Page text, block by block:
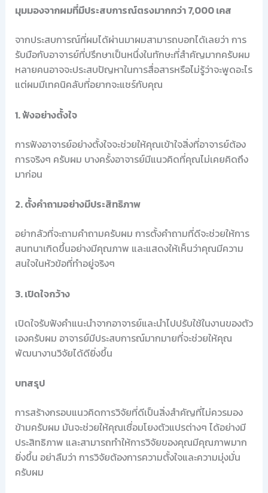
มุมมองจากผมที่มีประสบการณ์ตรงมากกว่า 7,000 เคส
จากประสบการณ์ที่ผมได้ผ่านมาผมสามารถบอกได้เลยว่า การ
รับมือกับอาจารย์ที่ปรึกษาเป็นหนึ่งในทักษะที่สำคัญมากครับผม
หลายคนอาจจะประสบปัญหาในการสื่อสารหรือไม่รู้ว่าจะพูดอะไร
แต่ผมมีเทคนิคลับที่อยากจะแชร์กับคุณ
1. ฟังอย่างตั้งใจ
การฟังอาจารย์อย่างตั้งใจจะช่วยให้คุณเข้าใจสิ่งที่อาจารย์ต้อง
การจริงๆ ครับผม บางครั้งอาจารย์มีแนวคิดที่คุณไม่เคยคิดถึง
มาก่อน
2. ตั้งคำถามอย่างมีประสิทธิภาพ
อย่ากลัวที่จะถามคำถามครับผม การตั้งคำถามที่ดีจะช่วยให้การ
สนทนาเกิดขึ้นอย่างมีคุณภาพ และแสดงให้เห็นว่าคุณมีความ
สนใจในหัวข้อที่ทำอยู่จริงๆ
3. เปิดใจกว้าง
เปิดใจรับฟังคำแนะนำจากอาจารย์และนำไปปรับใช้ในงานของตัว
เองครับผม อาจารย์มีประสบการณ์มากมายที่จะช่วยให้คุณ
พัฒนางานวิจัยได้ดียิ่งขึ้น
บทสรุป
การสร้างกรอบแนวคิดการวิจัยที่ดีเป็นสิ่งสำคัญที่ไม่ควรมอง
ข้ามครับผม มันจะช่วยให้คุณเชื่อมโยงตัวแปรต่างๆ ได้อย่างมี
ประสิทธิภาพ และสามารถทำให้การวิจัยของคุณมีคุณภาพมาก
ยิ่งขึ้น อย่าลืมว่า การวิจัยต้องการความตั้งใจและความมุ่งมั่น
ครับผม